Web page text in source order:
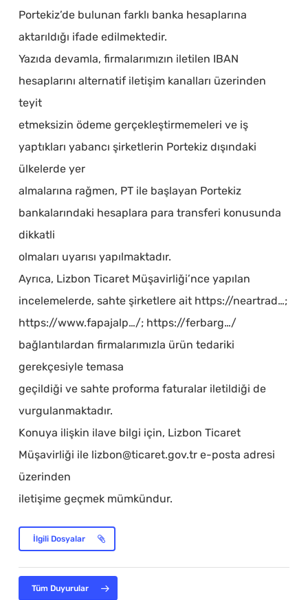
Portekiz’de bulunan farklı banka hesaplarına
aktarıldığı ifade edilmektedir.
Yazıda devamla, firmalarımızın iletilen IBAN
hesaplarını alternatif iletişim kanalları üzerinden
teyit
etmeksizin ödeme gerçekleştirmemeleri ve iş
yaptıkları yabancı şirketlerin Portekiz dışındaki
ülkelerde yer
almalarına rağmen, PT ile başlayan Portekiz
bankalarındaki hesaplara para transferi konusunda
dikkatli
olmaları uyarısı yapılmaktadır.
Ayrıca, Lizbon Ticaret Müşavirliği’nce yapılan
incelemelerde, sahte şirketlere ait https://neartrad…;
https://www.fapajalp…/; https://ferbarg…/
bağlantılardan firmalarımızla ürün tedariki
gerekçesiyle temasa
geçildiği ve sahte proforma faturalar iletildiği de
vurgulanmaktadır.
Konuya ilişkin ilave bilgi için, Lizbon Ticaret
Müşavirliği ile lizbon@ticaret.gov.tr e-posta adresi
üzerinden
iletişime geçmek mümkündur.
İlgili Dosyalar
Tüm Duyurular